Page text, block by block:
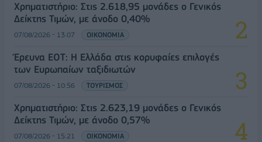
Χρηματιστήριο: Στις 2.618,95 μονάδες ο Γενικός
Δείκτης Τιμών, με άνοδο 0,40%
07/08/2026 - 13:07 ΟΙΚΟΝΟΜΙΑ
Έρευνα ΕΟΤ: Η Ελλάδα στις κορυφαίες επιλογές
των Ευρωπαίων ταξιδιωτών
07/08/2026 - 10:56 ΤΟΥΡΙΣΜΟΣ
Χρηματιστήριο: Στις 2.623,19 μονάδες ο Γενικός
Δείκτης Τιμών, με άνοδο 0,57%
07/08/2026 - 15:21 ΟΙΚΟΝΟΜΙΑ